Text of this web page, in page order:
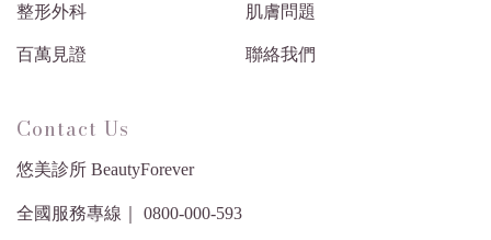
整形外科 肌膚問題
百萬見證 聯絡我們
Contact Us
悠美診所 BeautyForever
全國服務專線｜ 0800-000-593